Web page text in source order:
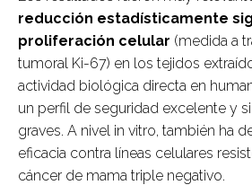
reducción estadísticamente
proliferación celular (medida a
tumoral Ki-67) en los tejidos
actividad biológica directa en
un perfil de seguridad excelente y
graves. A nivel in vitro, también ha
eficacia contra líneas celulares
cáncer de mama triple negativo.